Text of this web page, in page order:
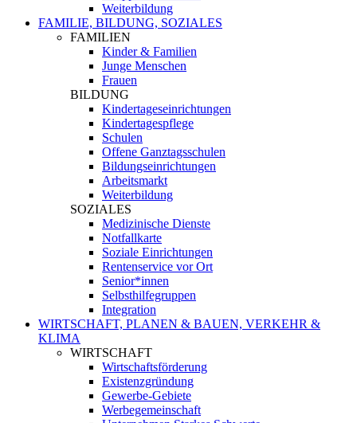
Weiterbildung
FAMILIE, BILDUNG, SOZIALES
FAMILIEN
Kinder & Familien
Junge Menschen
Frauen
BILDUNG
Kindertageseinrichtungen
Kindertagespflege
Schulen
Offene Ganztagsschulen
Bildungseinrichtungen
Arbeitsmarkt
Weiterbildung
SOZIALES
Medizinische Dienste
Notfallkarte
Soziale Einrichtungen
Rentenservice vor Ort
Senior*innen
Selbsthilfegruppen
Integration
WIRTSCHAFT, PLANEN & BAUEN, VERKEHR &
KLIMA
WIRTSCHAFT
Wirtschaftsförderung
Existenzgründung
Gewerbe-Gebiete
Werbegemeinschaft